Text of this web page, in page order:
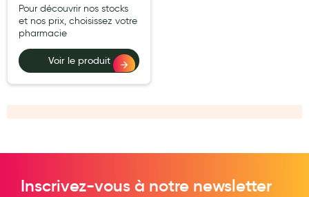
Vétérinaire
Ronflement
Pour découvrir nos stocks
et nos prix, choisissez votre
pharmacie
Voir le produit
Inscrivez-vous à notre newsletter